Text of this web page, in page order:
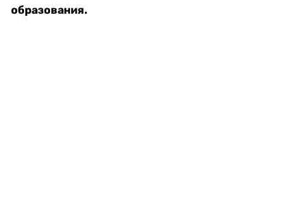
образования.